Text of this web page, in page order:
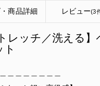
商品詳細 レビュー(3
レッチ／洗える